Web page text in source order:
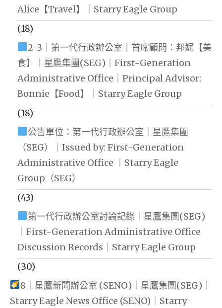
Alice【Travel】｜Starry Eagle Group
(18)
2-3｜第一代行政辦公室｜首席顧問：邦妮【美
食】｜星鷹集團(SEG)｜First-Generation
Administrative Office｜Principal Advisor:
Bonnie【Food】｜Starry Eagle Group
(18)
公告單位：第一代行政辦公室｜星鷹集團
（SEG）｜Issued by: First-Generation
Administrative Office ｜Starry Eagle
Group（SEG）
(43)
第一代行政辦公室討論記錄｜星鷹集團(SEG)
｜First-Generation Administrative Office
Discussion Records｜Starry Eagle Group
(30)
8｜星鷹新聞辦公室 (SENO)｜星鷹集團(SEG)｜
Starry Eagle News Office (SENO)｜Starry